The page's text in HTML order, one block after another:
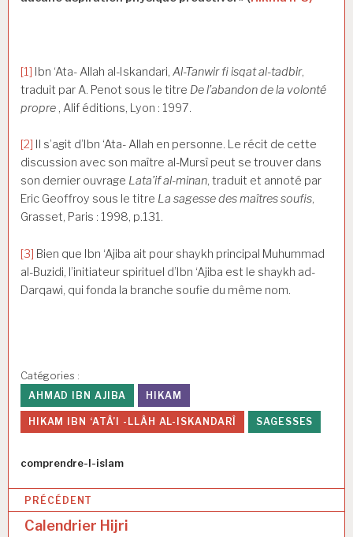
[1] Ibn ‘Ata- Allah al-Iskandari, Al-Tanwir fi isqat al-tadbir,
traduit par A. Penot sous le titre De l’abandon de la volonté
propre , Alif éditions, Lyon : 1997.
[2]
Il s’agit d’Ibn ‘Ata- Allah en personne. Le récit de cette
discussion avec son maître al-Mursî peut se trouver dans
son dernier ouvrage Lata’if al-minan, traduit et annoté par
Eric Geoffroy sous le titre La sagesse des maîtres soufis,
Grasset, Paris : 1998, p.131.
[3] Bien que Ibn ‘Ajiba ait pour shaykh principal Muhummad
al-Buzidi, l’initiateur spirituel d’Ibn ‘Ajiba est le shaykh ad-
Darqawi, qui fonda la branche soufie du même nom.
Catégories :
AHMAD IBN AJIBA
HIKAM
HIKAM IBN ‘ATÂ’I -LLÂH AL-ISKANDARÎ SAGESSES
Auteur
comprendre-l-islam
NPRÉCÉDENT
Calendrier Hijri